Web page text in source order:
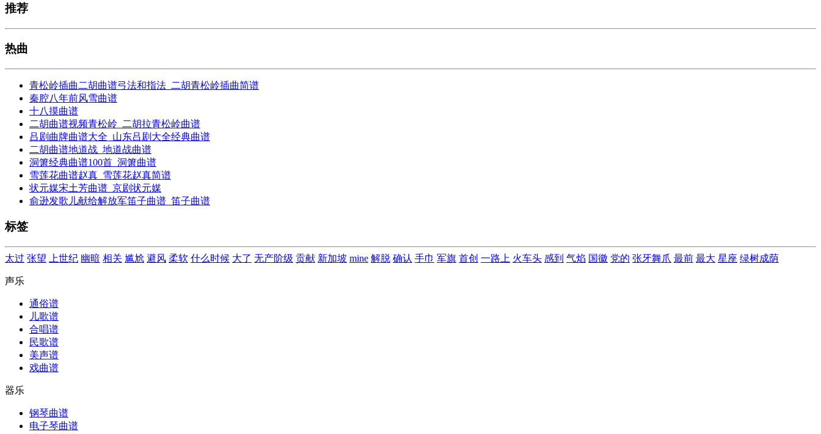
推荐
热曲
青松岭插曲二胡曲谱弓法和指法_二胡青松岭插曲简谱
秦腔八年前风雪曲谱
十八摸曲谱
二胡曲谱视频青松岭_二胡拉青松岭曲谱
吕剧曲牌曲谱大全_山东吕剧大全经典曲谱
二胡曲谱地道战_地道战曲谱
洞箫经典曲谱100首_洞箫曲谱
雪莲花曲谱赵真_雪莲花赵真简谱
状元媒宋土芳曲谱_京剧状元媒
俞逊发歌儿献给解放军笛子曲谱_笛子曲谱
标签
太过 张望 上世纪 幽暗 相关 尴尬 避风 柔软 什么时候 大了 无产阶级 贡献 新加坡 mine 解脱 确认 手巾 军旗 首创 一路上 火车头 感到 气焰 国徽 党的 张牙舞爪 最前 最大 星座 绿树成荫
声乐
通俗谱
儿歌谱
合唱谱
民歌谱
美声谱
戏曲谱
器乐
钢琴曲谱
电子琴曲谱